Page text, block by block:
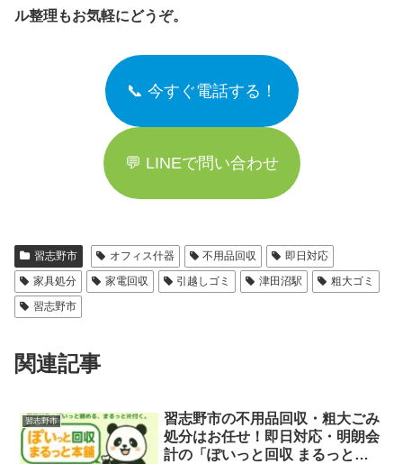
ル整理もお気軽にどうぞ。
📞 今すぐ電話する！
💬 LINEで問い合わせ
習志野市 オフィス什器 不用品回収
即日対応
家具処分
家電回収 引越しゴミ 津田沼駅
粗大ゴミ
習志野市
関連記事
習志野市
習志野市の不用品回収・粗大ごみ
処分はお任せ！即日対応・明朗会
計の「ぽいっと回収 まるっと本